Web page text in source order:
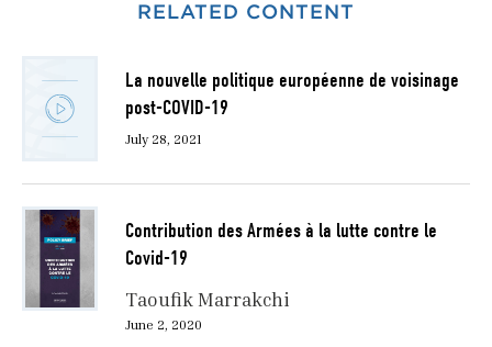
RELATED CONTENT
La nouvelle politique européenne de voisinage
post-COVID-19
July 28, 2021
Contribution des Armées à la lutte contre le
Covid-19
Taoufik Marrakchi
June 2, 2020